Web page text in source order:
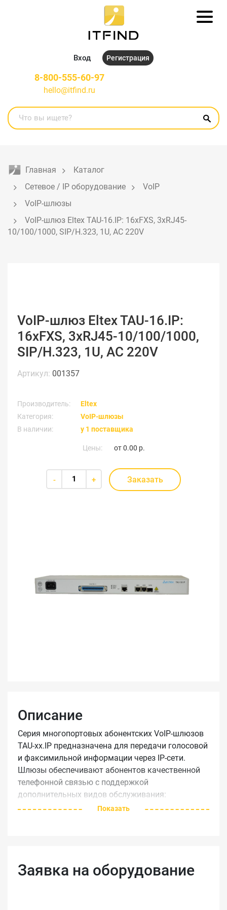
Вход Регистрация
8-800-555-60-97
hello@itfind.ru
Главная
Каталог
Сетевое / IP оборудование
VoIP
VoIP-шлюзы
VoIP-шлюз Eltex TAU-16.IP: 16xFXS, 3xRJ45-
10/100/1000, SIP/H.323, 1U, AC 220V
VoIP-шлюз Eltex TAU-16.IP:
16xFXS, 3xRJ45-10/100/1000,
SIP/H.323, 1U, AC 220V
Артикул: 001357
Производитель:
Eltex
Категория:
VoIP-шлюзы
В наличии:
у 1 поставщика
Цены: от0.00 р.
- + Заказать
Описание
Серия многопортовых абонентских VoIP-шлюзов
TAU-xx.IP предназначена для передачи голосовой
и факсимильной информации через IP-сети.
Шлюзы обеспечивают абонентов качественной
телефонной связью с поддержкой
дополнительных видов обслуживания:
переадресация, ожидание вызова, трехсторонняя
Высокопроизводительная аппаратная
платформа на базе современного чипа
Показать
Заявка на оборудование